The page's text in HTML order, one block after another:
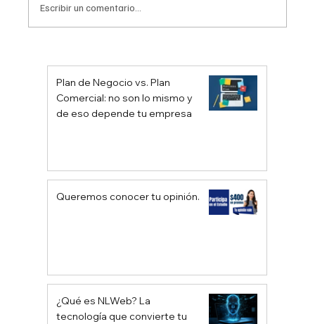
Completo de Herramientas
Escribir un comentario...
Plan de Negocio vs. Plan
Comercial: no son lo mismo y
de eso depende tu empresa
Queremos conocer tu opinión.
¿Qué es NLWeb? La
tecnología que convierte tu